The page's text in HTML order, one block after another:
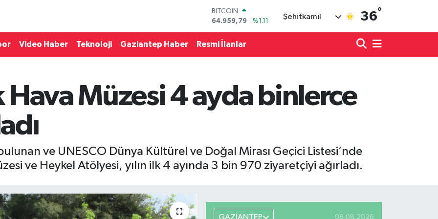
BITCOIN
64.959,79
%1.11
DOLAR
47,7436
GRAM ALTIN
6660.55
%0.03
BİST100
Şehitkamil 36°
Video Haber Teknoloji Gaziantep Haber Resmi İlanlar
Hava Müzesi 4 ayda binlerce
ve UNESCO Dünya Kültürel ve Doğal Mirası Geçici Listesi’nde
ve Heykel Atölyesi, yılın ilk 4 ayında 3 bin 970 ziyaretçiyi ağırladı.
GAZİANTEP 08.08.2026